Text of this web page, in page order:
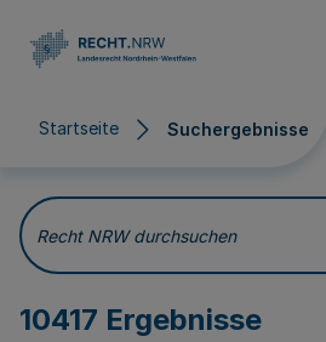
Startseite Suchergebnisse
Suchergebnisse
Recht NRW durchsuchen
10417 Ergebnisse